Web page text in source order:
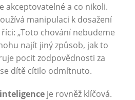
akceptovatelné a co nikoli.
manipulaci k dosažení
„Toto chování nebudeme
najít jiný způsob, jak to
pocit zodpovědnosti za
dítě cítilo odmítnuto.
je rovněž klíčová.